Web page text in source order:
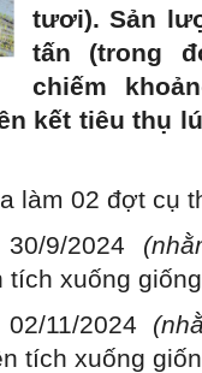
tươi). Sản
tấn (trong
chiếm
kết tiêu thụ
làm 02 đợt cụ
9/2024
tích xuống
11/2024
tích xuống